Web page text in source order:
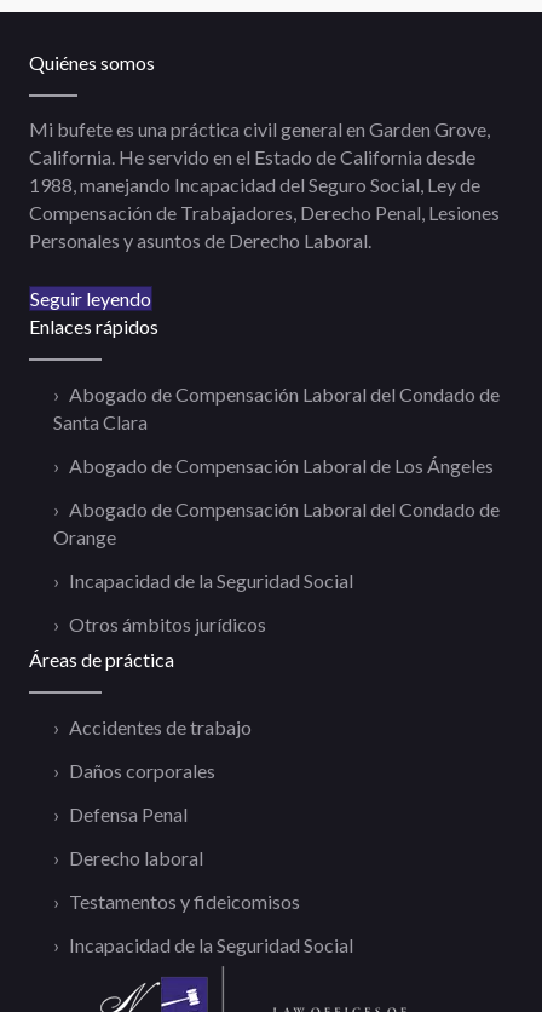
Quiénes somos
Mi bufete es una práctica civil general en Garden Grove,
California. He servido en el Estado de California desde
1988, manejando Incapacidad del Seguro Social, Ley de
Compensación de Trabajadores, Derecho Penal, Lesiones
Personales y asuntos de Derecho Laboral.
Seguir leyendo
Enlaces rápidos
Abogado de Compensación Laboral del Condado de
Santa Clara
Abogado de Compensación Laboral de Los Ángeles
Abogado de Compensación Laboral del Condado de
Orange
Incapacidad de la Seguridad Social
Otros ámbitos jurídicos
Áreas de práctica
Accidentes de trabajo
Daños corporales
Defensa Penal
Derecho laboral
Testamentos y fideicomisos
Incapacidad de la Seguridad Social